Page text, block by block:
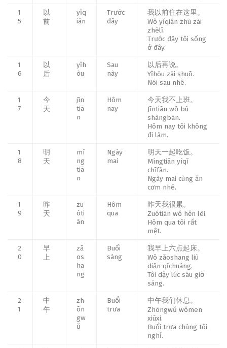
1
5
以
前
yǐq
ián
Trước
đây
我以前住在这里。
Wǒ yǐqián zhù zài
zhèlǐ.
Trước đây tôi sống
ở đây.
1
6
以
后
yǐh
òu
Sau
này
以后再说。
Yǐhòu zài shuō.
Nói sau nhé.
1
7
今
天
jīn
tiā
n
Hôm
nay
今天我不上班。
Jīntiān wǒ bù
shàngbān.
Hôm nay tôi không
đi làm.
1
8
明
天
mí
ng
tiā
n
Ngày
mai
明天一起吃饭。
Míngtiān yìqǐ
chīfàn.
Ngày mai cùng ăn
cơm nhé.
1
9
昨
天
zu
óti
ān
Hôm
qua
昨天我很累。
Zuótiān wǒ hěn lèi.
Hôm qua tôi rất
mệt.
2
0
早
上
zǎ
os
ha
ng
Buổi
sáng
我早上六点起床。
Wǒ zǎoshang liù
diǎn qǐchuáng.
Tôi dậy lúc sáu giờ
sáng.
2
1
中
午
zh
ōn
gw
ǔ
Buổi
trưa
中午我们休息。
Zhōngwǔ wǒmen
xiūxi.
Buổi trưa chúng tôi
nghỉ.